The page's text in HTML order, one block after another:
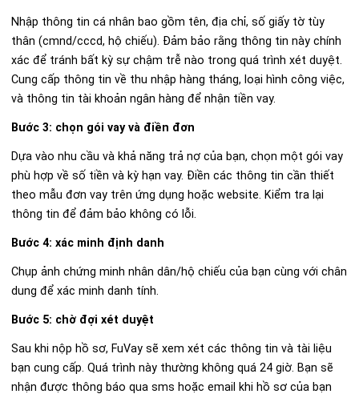
Nhập thông tin cá nhân bao gồm tên, địa chỉ, số giấy tờ tùy
thân (cmnd/cccd, hộ chiếu). Đảm bảo rằng thông tin này chính
xác để tránh bất kỳ sự chậm trễ nào trong quá trình xét duyệt.
Cung cấp thông tin về thu nhập hàng tháng, loại hình công việc,
và thông tin tài khoản ngân hàng để nhận tiền vay.
Bước 3: chọn gói vay và điền đơn
Dựa vào nhu cầu và khả năng trả nợ của bạn, chọn một gói vay
phù hợp về số tiền và kỳ hạn vay. Điền các thông tin cần thiết
theo mẫu đơn vay trên ứng dụng hoặc website. Kiểm tra lại
thông tin để đảm bảo không có lỗi.
Bước 4: xác minh định danh
Chụp ảnh chứng minh nhân dân/hộ chiếu của bạn cùng với chân
dung để xác minh danh tính.
Bước 5: chờ đợi xét duyệt
Sau khi nộp hồ sơ, FuVay sẽ xem xét các thông tin và tài liệu
bạn cung cấp. Quá trình này thường không quá 24 giờ. Bạn sẽ
nhận được thông báo qua sms hoặc email khi hồ sơ của bạn